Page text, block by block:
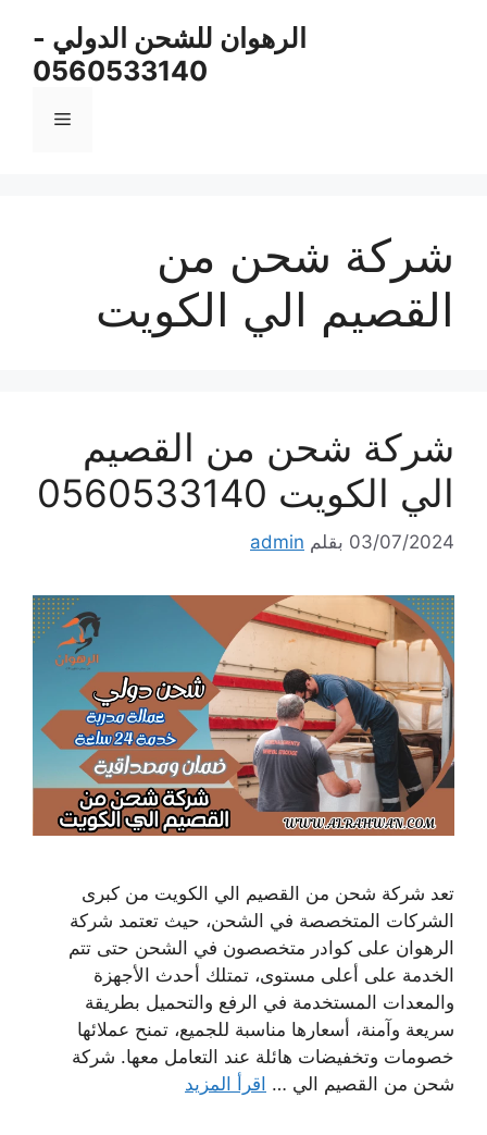
الرهوان للشحن الدولي -
0560533140
القائمة
شركة شحن من
القصيم الي الكويت
شركة شحن من القصيم
الي الكويت 0560533140
03/07/2024 بقلم admin
تعد شركة شحن من القصيم الي الكويت من كبرى
الشركات المتخصصة في الشحن، حيث تعتمد شركة
الرهوان على كوادر متخصصون في الشحن حتى تتم
الخدمة على أعلى مستوى، تمتلك أحدث الأجهزة
والمعدات المستخدمة في الرفع والتحميل بطريقة
سريعة وآمنة، أسعارها مناسبة للجميع، تمنح عملائها
خصومات وتخفيضات هائلة عند التعامل معها. شركة
شحن من القصيم الي … اقرأ المزيد